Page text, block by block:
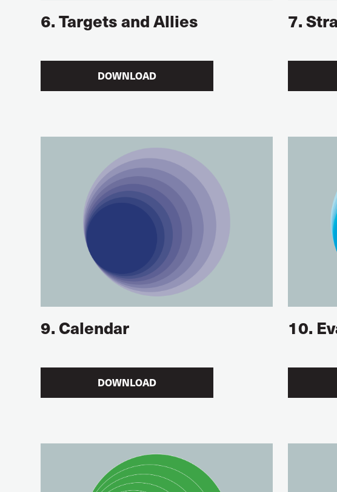
6. Targets and Allies
DOWNLOAD
7.
9. Calendar
DOWNLOAD
10.